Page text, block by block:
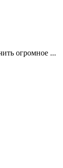
огромное ...